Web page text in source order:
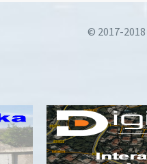
© 2017-2018